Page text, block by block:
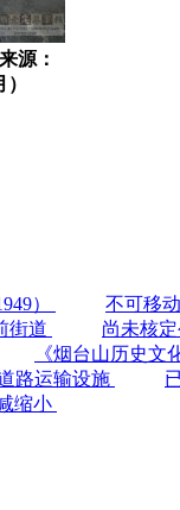
源：
） 不可移
街道
尚未核
《烟台山历史文
路运输设施
缩小